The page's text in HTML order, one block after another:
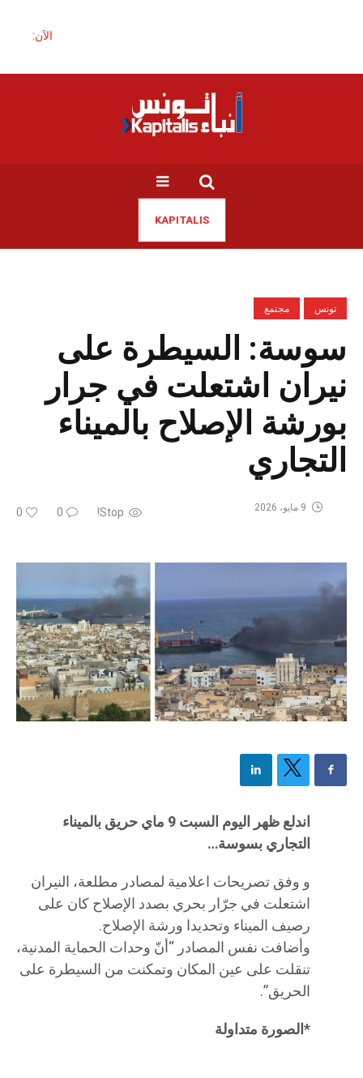
الآن:
KAPITALIS
تونس مجتمع
سوسة: السيطرة على
نيران اشتعلت في جرار
بورشة الإصلاح بالميناء
التجاري
Stop!
0
0 9 مايو، 2026
اندلع ظهر اليوم السبت 9 ماي حريق بالميناء
التجاري بسوسة…
و وفق تصريحات اعلامية لمصادر مطلعة، النيران
اشتعلت في جرّار بحري بصدد الإصلاح كان على
رصيف الميناء وتحديدا ورشة الإصلاح.
وأضافت نفس المصادر “أنّ وحدات الحماية المدنية،
تنقلت على عين المكان وتمكنت من السيطرة على
الحريق”.
*الصورة متداولة